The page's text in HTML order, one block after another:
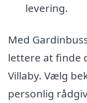
levering.
Med
lettere at finde
Villaby. Vælg
personlig